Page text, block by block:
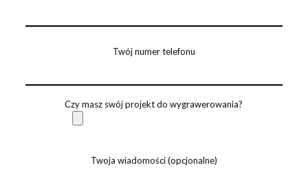
Twój numer telefonu
Czy masz swój projekt do wygrawerowania?
Twoja wiadomości (opcjonalne)